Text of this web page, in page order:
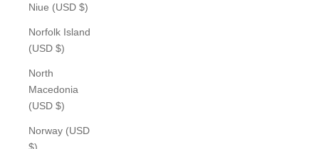
Niue (USD $)
Norfolk Island
(USD $)
North
Macedonia
(USD $)
Norway (USD
$)